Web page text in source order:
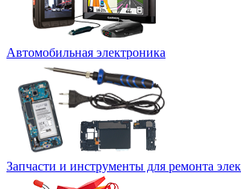
Автомобильная электроника
Запчасти и инструменты для ремонта